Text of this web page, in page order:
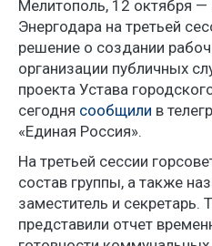
Мелитополь, 12 октября
Энергодара на третьей
решение о создании
организации публичных
проекта Устава
сегодня сообщили в
«Единая Россия».
На третьей сессии
состав группы, а также
заместитель и секретарь.
представили отчет